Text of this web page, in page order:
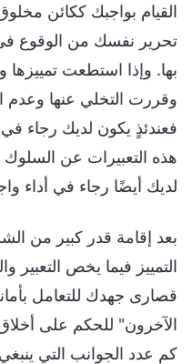
القيام بواجبك ككائن
تحرير نفسك من الوقوع في
بها. وإذا استطعت
وقررت التخلي عنها وعدم
فعندئذٍ يكون لديك رجاء
هذه التعبيرات عن السلوك
لديك أيضًا رجاء في أداء
بعد إقامة قدر كبير من
التمييز فيما يخص التعبير
قصارى جهدك للتعامل
الآخرون" للحكم على
كم عدد الجوانب التي